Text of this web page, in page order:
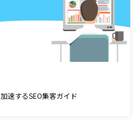
速するSEO集客ガイド